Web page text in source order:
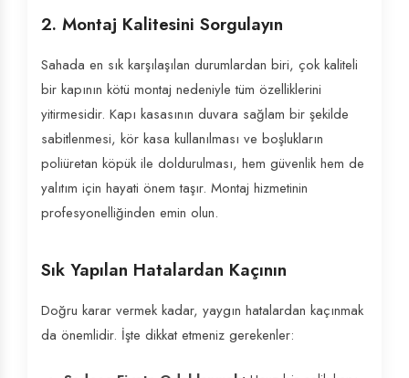
2. Montaj Kalitesini Sorgulayın
Sahada en sık karşılaşılan durumlardan biri, çok kaliteli
bir kapının kötü montaj nedeniyle tüm özelliklerini
yitirmesidir. Kapı kasasının duvara sağlam bir şekilde
sabitlenmesi, kör kasa kullanılması ve boşlukların
poliüretan köpük ile doldurulması, hem güvenlik hem de
yalıtım için hayati önem taşır. Montaj hizmetinin
profesyonelliğinden emin olun.
Sık Yapılan Hatalardan Kaçının
Doğru karar vermek kadar, yaygın hatalardan kaçınmak
da önemlidir. İşte dikkat etmeniz gerekenler: